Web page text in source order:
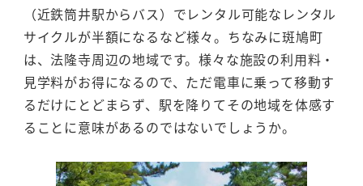
（近鉄筒井駅からバス）でレンタル可能なレンタル
サイクルが半額になるなど様々。ちなみに斑鳩町
は、法隆寺周辺の地域です。様々な施設の利用料・
見学料がお得になるので、ただ電車に乗って移動す
るだけにとどまらず、駅を降りてその地域を体感す
ることに意味があるのではないでしょうか。